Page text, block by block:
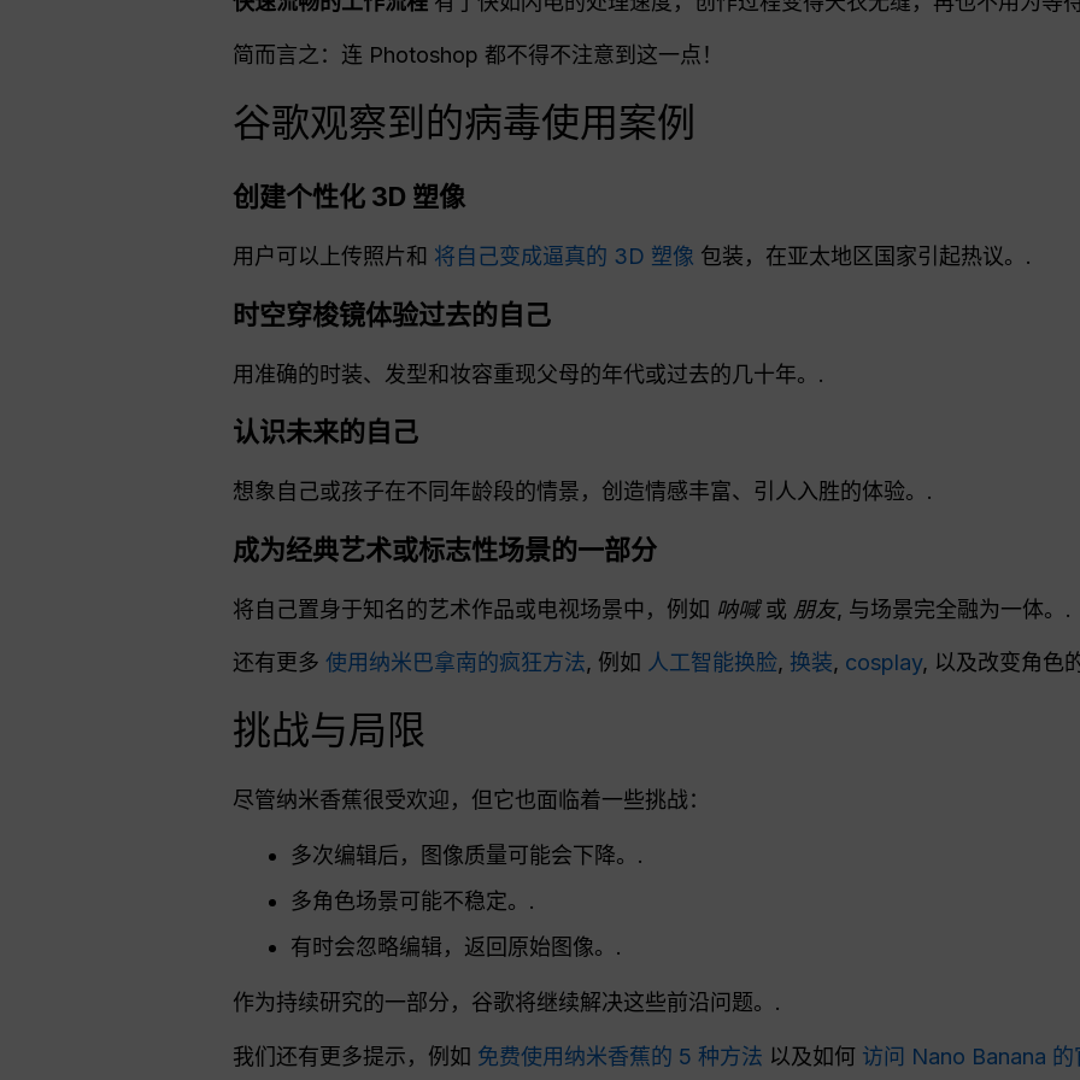
简而言之：连 Photoshop 都不得不注意到这一点！
谷歌观察到的病毒使用案例
创建个性化 3D 塑像
用户可以上传照片和 将自己变成逼真的 3D 塑像 包装，在亚太地区国家引起热议。.
时空穿梭镜体验过去的自己
用准确的时装、发型和妆容重现父母的年代或过去的几十年。.
认识未来的自己
想象自己或孩子在不同年龄段的情景，创造情感丰富、引人入胜的体验。.
成为经典艺术或标志性场景的一部分
将自己置身于知名的艺术作品或电视场景中，例如 呐喊或 朋友, 与场景完全融为一体。.
还有更多 使用纳米巴拿南的疯狂方法, 例如 人工智能换脸, 换装, cosplay, 以及改变角色
挑战与局限
尽管纳米香蕉很受欢迎，但它也面临着一些挑战：
多次编辑后，图像质量可能会下降。.
多角色场景可能不稳定。.
有时会忽略编辑，返回原始图像。.
作为持续研究的一部分，谷歌将继续解决这些前沿问题。.
我们还有更多提示，例如 免费使用纳米香蕉的 5 种方法 以及如何 访问 Nano Banana 的